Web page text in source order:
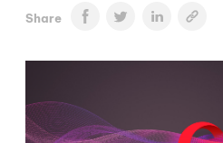
Share